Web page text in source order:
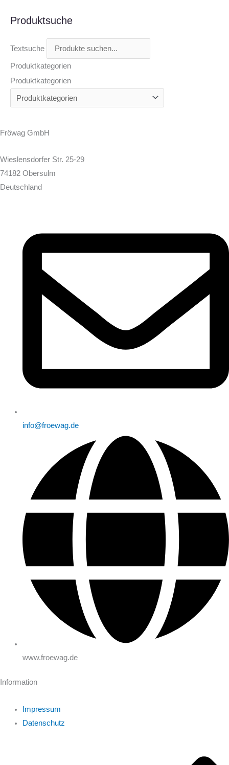
Produktsuche
Textsuche
Produktkategorien
Produktkategorien
Fröwag GmbH
Wieslensdorfer Str. 25-29
74182 Obersulm
Deutschland
info@froewag.de
www.froewag.de
Information
Impressum
Datenschutz